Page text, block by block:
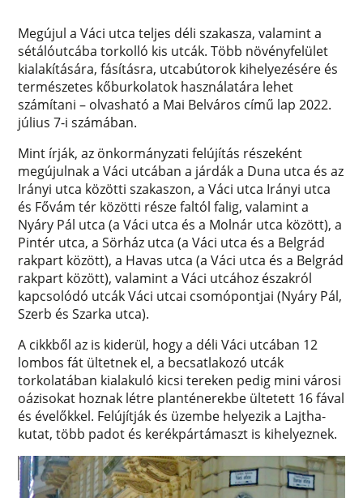
Megújul a Váci utca teljes déli szakasza, valamint a
sétálóutcába torkolló kis utcák. Több növényfelület
kialakítására, fásításra, utcabútorok kihelyezésére és
természetes kőburkolatok használatára lehet
számítani – olvasható a Mai Belváros című lap 2022.
július 7-i számában.
Mint írják, az önkormányzati felújítás részeként
megújulnak a Váci utcában a járdák a Duna utca és az
Irányi utca közötti szakaszon, a Váci utca Irányi utca
és Fővám tér közötti része faltól falig, valamint a
Nyáry Pál utca (a Váci utca és a Molnár utca között), a
Pintér utca, a Sörház utca (a Váci utca és a Belgrád
rakpart között), a Havas utca (a Váci utca és a Belgrád
rakpart között), valamint a Váci utcához északról
kapcsolódó utcák Váci utcai csomópontjai (Nyáry Pál,
Szerb és Szarka utca).
A cikkből az is kiderül, hogy a déli Váci utcában 12
lombos fát ültetnek el, a becsatlakozó utcák
torkolatában kialakuló kicsi tereken pedig mini városi
oázisokat hoznak létre planténerekbe ültetett 16 fával
és évelőkkel. Felújítják és üzembe helyezik a Lajtha-
kutat, több padot és kerékpártámaszt is kihelyeznek.